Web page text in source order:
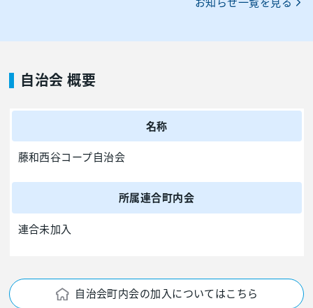
お知らせ一覧を見る
自治会 概要
名称
藤和西谷コープ自治会
所属連合町内会
連合未加入
自治会町内会の加入についてはこちら